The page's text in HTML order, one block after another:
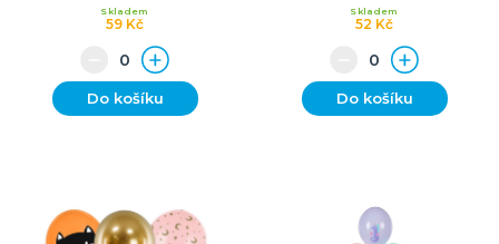
59 Kč
Skladem
Do košíku
52 Kč
Skladem
Do košíku